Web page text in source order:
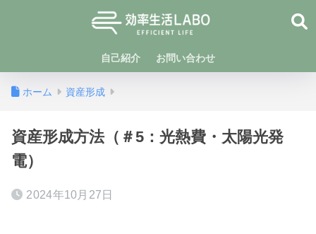
自己紹介 お問い合わせ
ホーム 資産形成
資産形成方法（＃5：光熱費・太陽光発
電）
2024年10月27日